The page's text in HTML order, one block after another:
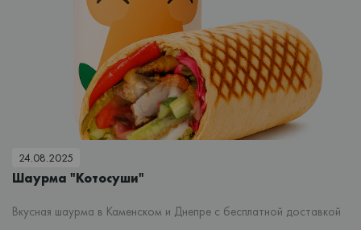
24.08.2025
Шаурма "Котосуши"
Вкусная шаурма в Каменском и Днепре с бесплатной доставкой